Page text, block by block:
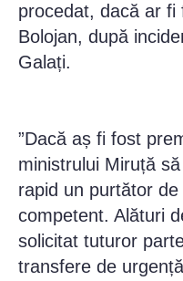
procedat, dacă ar fi
Bolojan, după
Galați.
”Dacă aș fi fost
ministrului Miruță
rapid un purtător
competent. Alături
solicitat tuturor
transfere de